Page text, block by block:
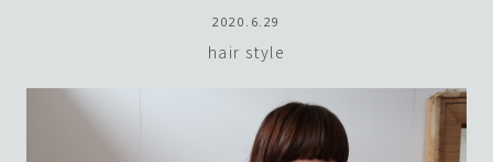
2020.6.29
hair style